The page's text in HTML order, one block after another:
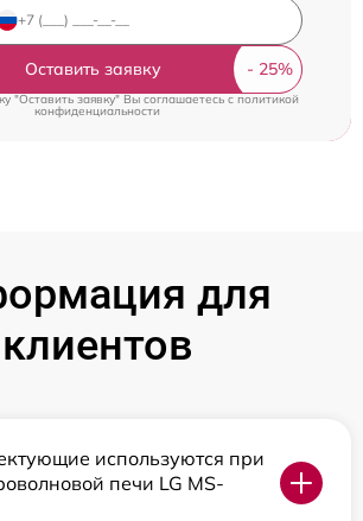
Оставить заявку
"Оставить заявку" Вы соглашаетесь cполитикой
конфиденциальности
для
клиентов
используются при
печи LG MS-